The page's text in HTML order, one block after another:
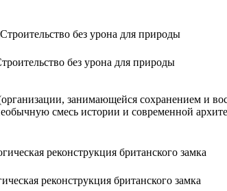
без урона для природы
занимающейся сохранением и
смесь истории и современной
реконструкция британского замка